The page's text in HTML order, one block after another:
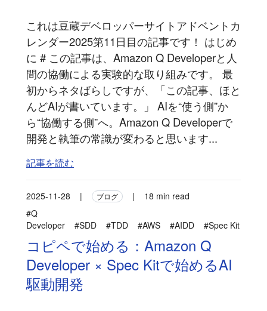
これは豆蔵デベロッパーサイトアドベントカ
レンダー2025第11日目の記事です！ はじめ
に # この記事は、Amazon Q Developerと人
間の協働による実験的な取り組みです。 最
初からネタばらしですが、「この記事、ほと
んどAIが書いています。」 AIを“使う側”か
ら“協働する側”へ。Amazon Q Developerで
開発と執筆の常識が変わると思います...
記事を読む
2025-11-28 | ブログ |
18 min read
#Q
Developer
#SDD #TDD #AWS #AIDD #Spec Kit
コピペで始める：Amazon Q
Developer × Spec Kitで始めるAI
駆動開発